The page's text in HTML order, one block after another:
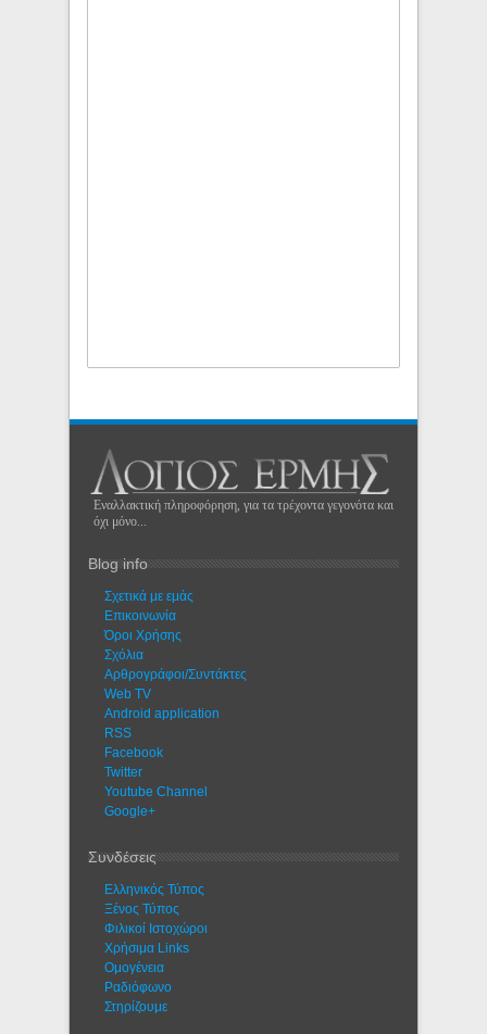
Εναλλακτική πληροφόρηση, για τα τρέχοντα γεγονότα και
όχι μόνο...
Blog info
Σχετικά με εμάς
Eπικοινωνία
Όροι Χρήσης
Σχόλια
Αρθρογράφοι/Συντάκτες
Web TV
Android application
RSS
Facebook
Twitter
Youtube Channel
Google+
Συνδέσεις
Ελληνικός Τύπος
Ξένος Τύπος
Φιλικοί Ιστοχώροι
Χρήσιμα Links
Ομογένεια
Ραδιόφωνο
Στηρίζουμε